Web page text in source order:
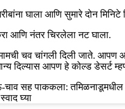
घाला आणि सुमारे दोन मिनिटे
आणि नंतर चिरलेला नट घाला.
चव चांगली दिली जाते. आपण
दिल्यास आपण हे कोल्ड डेसर्ट
चाव सह पाककला: तमिळनाडूमधील
घ्या